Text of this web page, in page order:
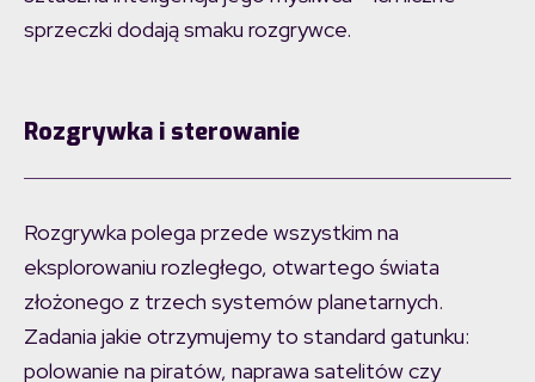
sprzeczki dodają smaku rozgrywce.
Rozgrywka i sterowanie
Rozgrywka polega przede wszystkim na
eksplorowaniu rozległego, otwartego świata
złożonego z trzech systemów planetarnych.
Zadania jakie otrzymujemy to standard gatunku:
polowanie na piratów, naprawa satelitów czy